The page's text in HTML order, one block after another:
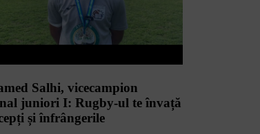
Salhi, vicecampion
juniori I: Rugby-ul te învață
și înfrângerile